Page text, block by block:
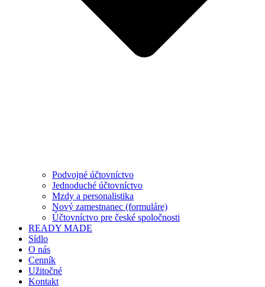
Podvojné účtovníctvo
Jednoduché účtovníctvo
Mzdy a personalistika
Nový zamestnanec (formuláre)
Účtovníctvo pre české spoločnosti
READY MADE
Sídlo
O nás
Cenník
Užitočné
Kontakt